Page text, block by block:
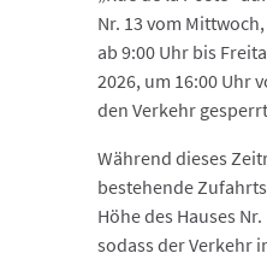
Nr. 13 vom
ab 9:00 Uhr bis
2026, um 16:00 Uhr
den Verkehr
Während dieses
bestehende
Höhe des Hauses
sodass der Verkehr